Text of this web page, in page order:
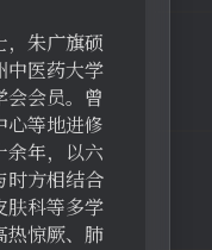
，朱广旗硕
中医药大学
会会员。曾
心等地进修
余年，以六
时方相结合
肤科等多学
热惊厥、肺